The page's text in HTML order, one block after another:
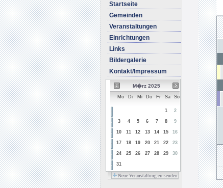
Startseite
Gemeinden
Veranstaltungen
Einrichtungen
Links
Bildergalerie
Kontakt/Impressum
M�rz 2025
Mo Di Mi Do Fr Sa So
1 2
3 4 5 6 7 8 9
10 11 12 13 14 15 16
17 18 19 20 21 22 23
24 25 26 27 28 29 30
31
Neue Veranstaltung einsenden